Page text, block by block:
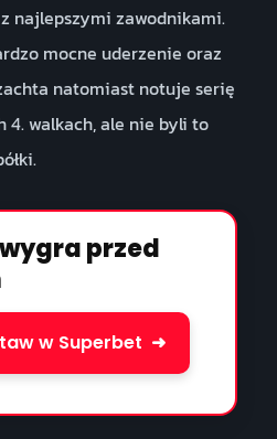
najlepszymi zawodnikami.
mocne uderzenie oraz
natomiast notuje serię
walkach, ale nie byli to
przed
w Superbet ➜